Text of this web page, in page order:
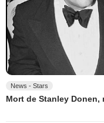
News - Stars
Mort de Stanley